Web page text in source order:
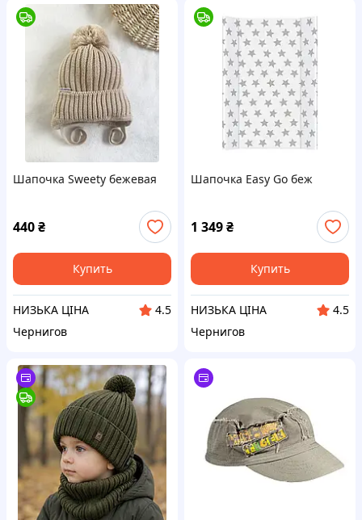
Шапочка Sweety бежевая
440₴
Купить
НИЗЬКА ЦІНА
4.5
Чернигов
Шапочка Easy Go беж
1 349₴
Купить
НИЗЬКА ЦІНА
4.5
Чернигов